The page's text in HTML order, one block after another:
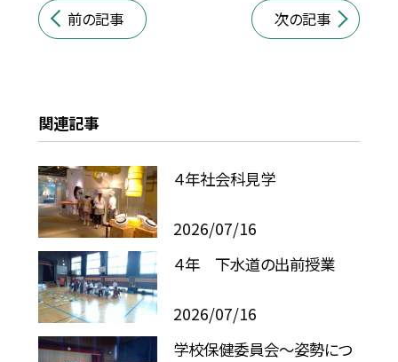
前の記事 次の記事
関連記事
４年社会科見学
2026/07/16
４年 下水道の出前授業
2026/07/16
学校保健委員会～姿勢につ